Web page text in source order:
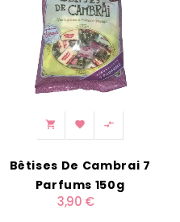
  
Bêtises De Cambrai 7
Parfums 150g
3,90 €